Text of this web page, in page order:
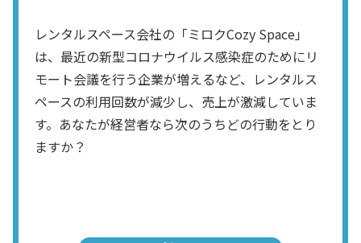
レンタルスペース会社の「ミロクCozy Space」
は、最近の新型コロナウイルス感染症のためにリ
モート会議を行う企業が増えるなど、レンタルス
ペースの利用回数が減少し、売上が激減していま
す。あなたが経営者なら次のうちどの行動をとり
ますか？